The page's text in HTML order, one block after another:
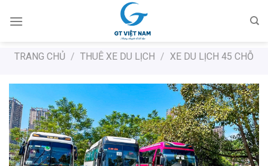
đến
dungTRANG CHỦ / THUÊ XE DU LỊCH / XE DU LỊCH 45 CHỖ